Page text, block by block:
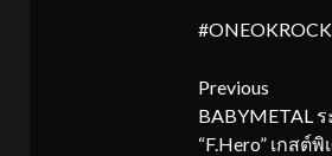
Continue
Reading
Previous
BABYMETAL
“F.Hero” เกสต์